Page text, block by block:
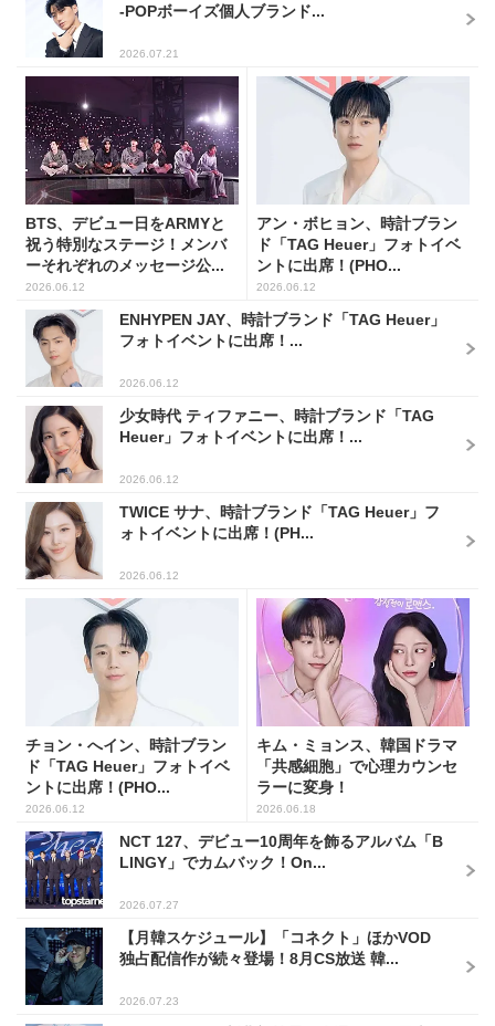
-POPボーイズ個人ブランド...
2026.07.21
BTS、デビュー日をARMYと
祝う特別なステージ！メンバ
ーそれぞれのメッセージ公...
2026.06.12
アン・ボヒョン、時計ブラン
ド「TAG Heuer」フォトイベ
ントに出席！(PHO...
2026.06.12
ENHYPEN JAY、時計ブランド「TAG Heuer」
フォトイベントに出席！...
2026.06.12
少女時代 ティファニー、時計ブランド「TAG
Heuer」フォトイベントに出席！...
2026.06.12
TWICE サナ、時計ブランド「TAG Heuer」フ
ォトイベントに出席！(PH...
2026.06.12
チョン・へイン、時計ブラン
ド「TAG Heuer」フォトイベ
ントに出席！(PHO...
2026.06.12
キム・ミョンス、韓国ドラマ
「共感細胞」で心理カウンセ
ラーに変身！
2026.06.18
NCT 127、デビュー10周年を飾るアルバム「B
LINGY」でカムバック！On...
2026.07.27
【月韓スケジュール】「コネクト」ほかVOD
独占配信作が続々登場！8月CS放送 韓...
2026.07.23